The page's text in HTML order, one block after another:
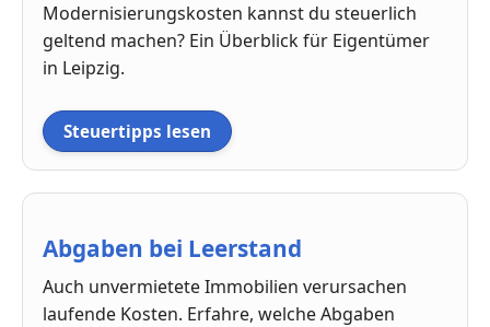
Modernisierungskosten kannst du steuerlich
geltend machen? Ein Überblick für Eigentümer
in Leipzig.
Steuertipps lesen
Abgaben bei Leerstand
Auch unvermietete Immobilien verursachen
laufende Kosten. Erfahre, welche Abgaben